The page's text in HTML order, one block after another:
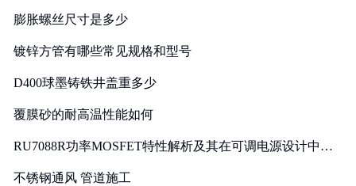
膨胀螺丝尺寸是多少
镀锌方管有哪些常见规格和型号
D400球墨铸铁井盖重多少
覆膜砂的耐高温性能如何
RU7088R功率MOSFET特性解析及其在可调电源设计中的
不锈钢通风 管道施工